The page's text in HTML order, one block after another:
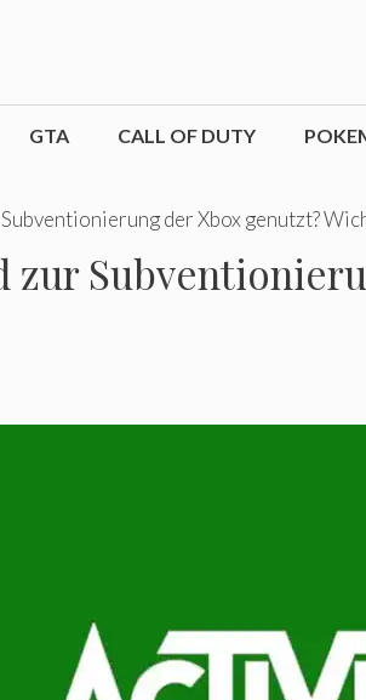
GTA CALL OF DUTY
der Xbox genutzt?